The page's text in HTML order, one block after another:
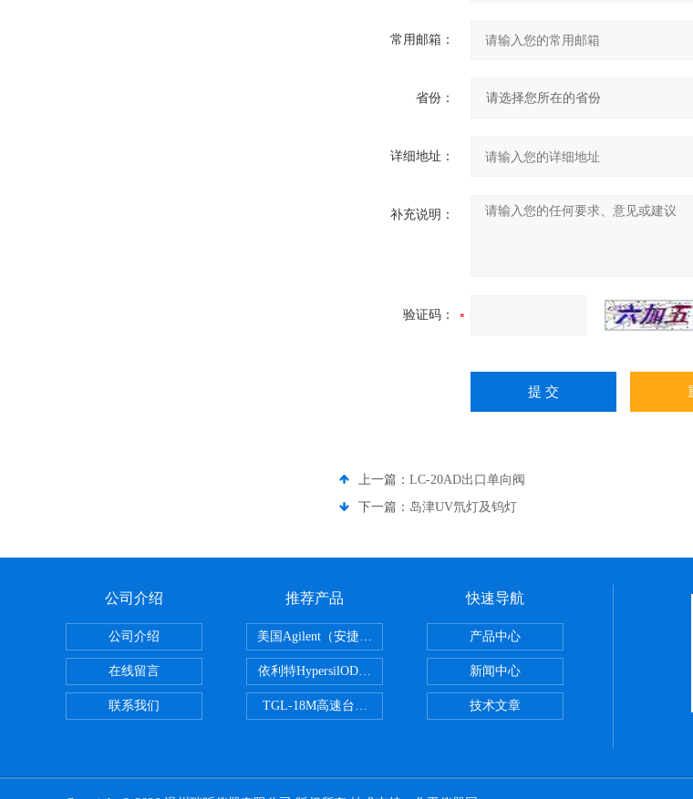
常用邮箱：
省份：
详细地址：
补充说明：
验证码：
上一篇： LC-20AD出口单向阀
下一篇： 岛津UV氘灯及钨灯
公司介绍
公司介绍
在线留言
联系我们
推荐产品
美国Agilent（安捷伦） PLOT色谱柱
依利特HypersilODS2/C18/C8/NH2/SIO2/C6H5/SAX系列液相色谱柱
TGL-18M高速台式冷冻离心机
快速导航
产品中心
新闻中心
技术文章